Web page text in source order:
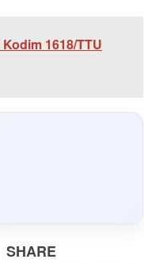
1618/TTU
SHARE